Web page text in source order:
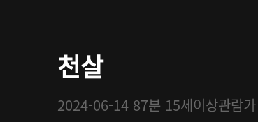
천살
2024-06-14 87분 15세이상관람가